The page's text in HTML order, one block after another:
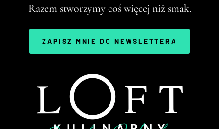
Razem stworzymy coś więcej niż smak.
ZAPISZ MNIE DO NEWSLETTERA